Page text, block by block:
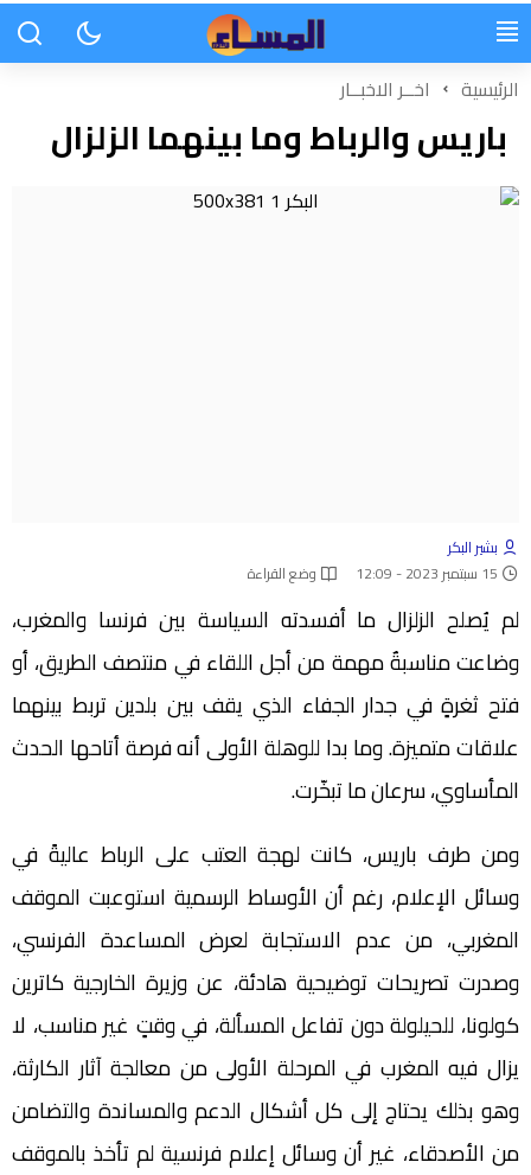
الرئيسية اخــر الاخبــار
باريس والرباط وما بينهما الزلزال
بشير البكر
15 سبتمبر 2023 - 12:09
وضع القراءة
لم يُصلح الزلزال ما أفسدته السياسة بين فرنسا والمغرب،
وضاعت مناسبةٌ مهمة من أجل اللقاء في منتصف الطريق، أو
فتح ثغرةٍ في جدار الجفاء الذي يقف بين بلدين تربط بينهما
علاقات متميزة. وما بدا للوهلة الأولى أنه فرصة أتاحها الحدث
المأساوي، سرعان ما تبخّرت.
ومن طرف باريس، كانت لهجة العتب على الرباط عاليةً في
وسائل الإعلام، رغم أن الأوساط الرسمية استوعبت الموقف
المغربي، من عدم الاستجابة لعرض المساعدة الفرنسي،
وصدرت تصريحات توضيحية هادئة، عن وزيرة الخارجية كاترين
كولونا، للحيلولة دون تفاعل المسألة، في وقتٍ غير مناسب، لا
يزال فيه المغرب في المرحلة الأولى من معالجة آثار الكارثة،
وهو بذلك يحتاج إلى كل أشكال الدعم والمساندة والتضامن
من الأصدقاء، غير أن وسائل إعلام فرنسية لم تأخذ بالموقف